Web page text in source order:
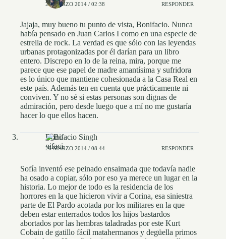
26 MARZO 2014 / 02:38 RESPONDER
Jajaja, muy bueno tu punto de vista, Bonifacio. Nunca
había pensado en Juan Carlos I como en una especie de
estrella de rock. La verdad es que sólo con las leyendas
urbanas protagonizadas por él darían para un libro
entero. Discrepo en lo de la reina, mira, porque me
parece que ese papel de madre amantísima y sufridora
es lo único que mantiene cohesionada a la Casa Real en
este país. Además ten en cuenta que prácticamente ni
conviven. Y no sé si estas personas son dignas de
admiración, pero desde luego que a mí no me gustaría
hacer lo que ellos hacen.
Bonifacio Singh
26 MARZO 2014 / 08:44 RESPONDER
Sofía inventó ese peinado ensaimada que todavía nadie
ha osado a copiar, sólo por eso ya merece un lugar en la
historia. Lo mejor de todo es la residencia de los
horrores en la que hicieron vivir a Corina, esa siniestra
parte de El Pardo acotada por los militares en la que
deben estar enterrados todos los hijos bastardos
abortados por las hembras taladradas por este Kurt
Cobain de gatillo fácil matahermanos y degüella primos